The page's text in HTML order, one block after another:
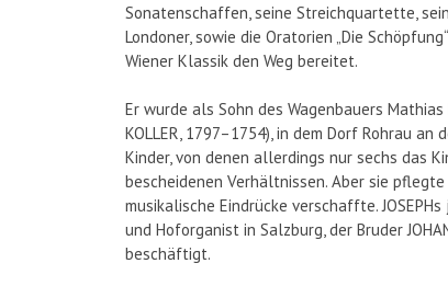
Sonatenschaffen, seine Streichquartette,
Londoner, sowie die Oratorien „Die
Wiener Klassik den Weg bereitet.
Er wurde als Sohn des Wagenbauers
KOLLER, 1797–1754), in dem Dorf Rohrau
Kinder, von denen allerdings nur sechs das
bescheidenen Verhältnissen. Aber sie
musikalische Eindrücke verschaffte.
und Hoforganist in Salzburg, der Bruder
beschäftigt.